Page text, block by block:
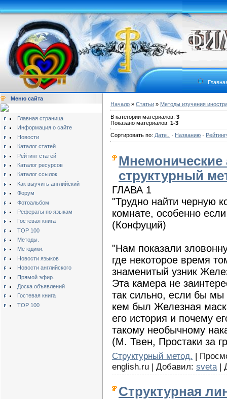
Меню сайта
Главная страница
Информация о сайте
Новости
Каталог статей
Рейтинг статей
Каталог ресурсов
Каталог ссылок
Как выучить английский
Форум
Фотоальбом
Рефераты по языкам
Гостевая книга
TOP 100
Методы.
Методики.
Новости языков
Новости английского
Прямой эфир.
Доска объявлений
Гостевая книга
TOP 100
Начало » Статьи » Методы изучения
В категории материалов: 3
Показано материалов: 1-3
Сортировать по: Дате · Названию ·
Мнемонические
структурный
ГЛАВА 1
"Трудно найти черную
комнате, особенно
(Конфуций)
"Нам показали
где некоторое время
знаменитый узник
Эта камера не
так сильно, если бы мы
кем был Железная
его история и почему
такому необычному
(М. Твен, Простаки за
Структурный метод. |
english.ru | Добавил: sveta |
Структурная